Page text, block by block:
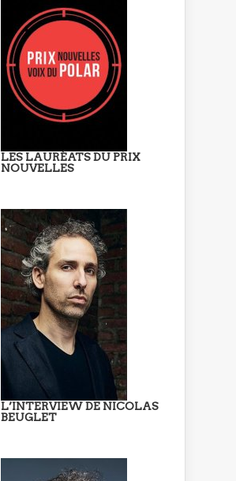
LES LAURÉATS DU PRIX
NOUVELLES
L’INTERVIEW DE NICOLAS
BEUGLET